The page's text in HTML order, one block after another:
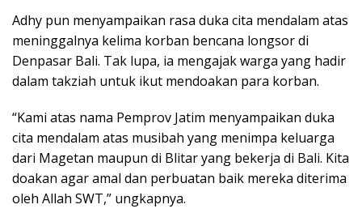
Adhy pun menyampaikan rasa duka cita mendalam atas
meninggalnya kelima korban bencana longsor di
Denpasar Bali. Tak lupa, ia mengajak warga yang hadir
dalam takziah untuk ikut mendoakan para korban.
“Kami atas nama Pemprov Jatim menyampaikan duka
cita mendalam atas musibah yang menimpa keluarga
dari Magetan maupun di Blitar yang bekerja di Bali. Kita
doakan agar amal dan perbuatan baik mereka diterima
oleh Allah SWT,” ungkapnya.